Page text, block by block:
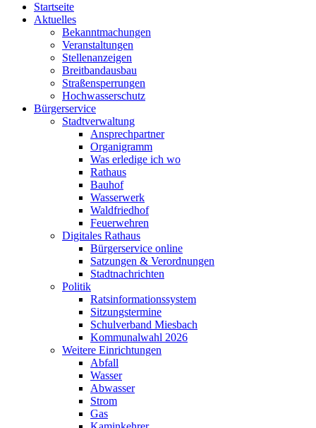
Startseite
Aktuelles
Bekanntmachungen
Veranstaltungen
Stellenanzeigen
Breitbandausbau
Straßensperrungen
Hochwasserschutz
Bürgerservice
Stadtverwaltung
Ansprechpartner
Organigramm
Was erledige ich wo
Rathaus
Bauhof
Wasserwerk
Waldfriedhof
Feuerwehren
Digitales Rathaus
Bürgerservice online
Satzungen & Verordnungen
Stadtnachrichten
Politik
Ratsinformationssystem
Sitzungstermine
Schulverband Miesbach
Kommunalwahl 2026
Weitere Einrichtungen
Abfall
Wasser
Abwasser
Strom
Gas